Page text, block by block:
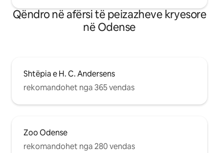
Qëndro në afërsi të peizazheve kryesore
në Odense
Shtëpia e H. C. Andersens
rekomandohet nga 365 vendas
Zoo Odense
rekomandohet nga 280 vendas